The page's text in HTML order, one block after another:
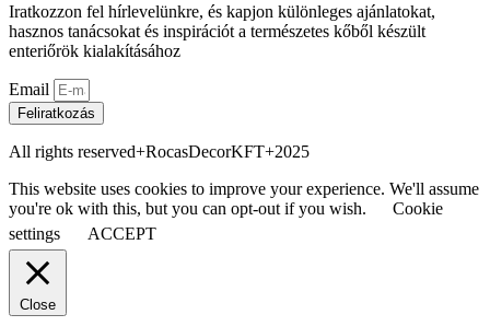
Iratkozzon fel hírlevelünkre, és kapjon különleges ajánlatokat,
hasznos tanácsokat és inspirációt a természetes kőből készült
enteriőrök kialakításához
Email
Feliratkozás
All rights reserved+RocasDecorKFT+2025
This website uses cookies to improve your experience. We'll assume
you're ok with this, but you can opt-out if you wish.
Cookie
settings
ACCEPT
Close